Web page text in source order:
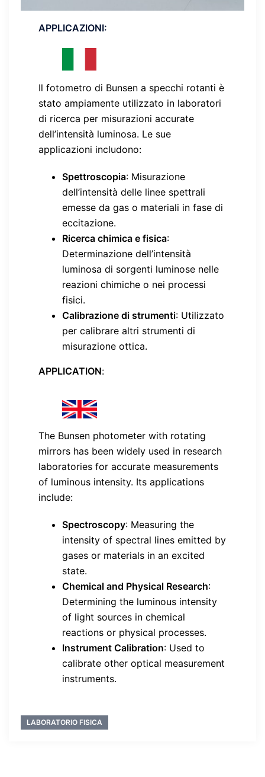
APPLICAZIONI:
Il fotometro di Bunsen a specchi rotanti è
stato ampiamente utilizzato in laboratori
di ricerca per misurazioni accurate
dell’intensità luminosa. Le sue
applicazioni includono:
Spettroscopia: Misurazione
dell’intensità delle linee spettrali
emesse da gas o materiali in fase di
eccitazione.
Ricerca chimica e fisica:
Determinazione dell’intensità
luminosa di sorgenti luminose nelle
reazioni chimiche o nei processi
fisici.
Calibrazione di strumenti: Utilizzato
per calibrare altri strumenti di
misurazione ottica.
APPLICATION:
The Bunsen photometer with rotating
mirrors has been widely used in research
laboratories for accurate measurements
of luminous intensity. Its applications
include:
Spectroscopy: Measuring the
intensity of spectral lines emitted by
gases or materials in an excited
state.
Chemical and Physical Research:
Determining the luminous intensity
of light sources in chemical
reactions or physical processes.
Instrument Calibration: Used to
calibrate other optical measurement
instruments.
LABORATORIO FISICA